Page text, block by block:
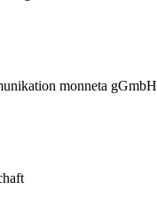
monneta gGmbH